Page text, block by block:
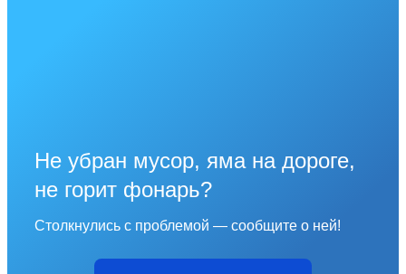
Не убран мусор, яма на дороге,
не горит фонарь?
Столкнулись с проблемой — сообщите о ней!